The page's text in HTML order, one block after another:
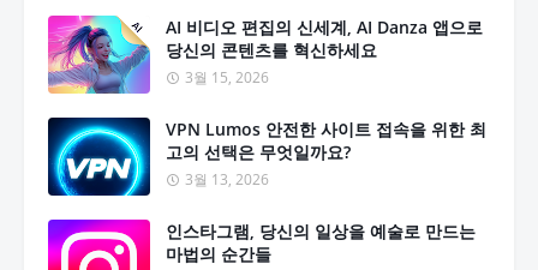
AI 비디오 편집의 신세계, AI Danza 앱으로
당신의 콘텐츠를 혁신하세요
3월 15, 2026
VPN Lumos 안전한 사이트 접속을 위한 최
고의 선택은 무엇일까요?
3월 13, 2026
인스타그램, 당신의 일상을 예술로 만드는
마법의 순간들